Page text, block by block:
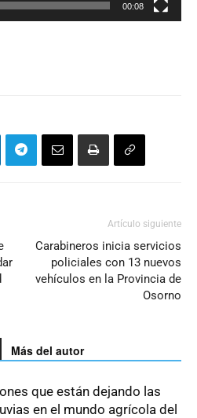
00:08
Artículo siguiente
Carabineros inicia servicios
policiales con 13 nuevos
vehículos en la Provincia de
Osorno
Más del autor
que están dejando las
en el mundo agrícola del